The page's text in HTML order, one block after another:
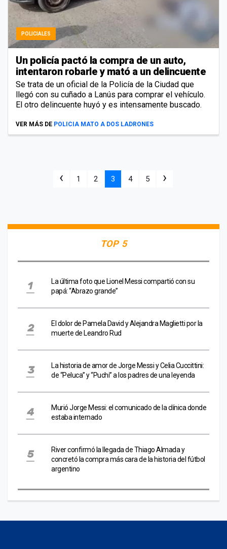
POLICIALES
Un policía pactó la compra de un auto,
intentaron robarle y mató a un delincuente
Se trata de un oficial de la Policía de la Ciudad que
llegó con su cuñado a Lanús para comprar el vehículo.
El otro delincuente huyó y es intensamente buscado.
VER MÁS DE POLICIA MATO A DOS LADRONES
‹ 1 2 3 4 5 ›
TOP 5
La última foto que Lionel Messi compartió con su
papá: “Abrazo grande”
El dolor de Pamela David y Alejandra Maglietti por la
muerte de Leandro Rud
La historia de amor de Jorge Messi y Celia Cuccittini:
de “Peluca” y “Puchi” a los padres de una leyenda
Murió Jorge Messi: el comunicado de la clínica donde
estaba internado
River confirmó la llegada de Thiago Almada y
concretó la compra más cara de la historia del fútbol
argentino